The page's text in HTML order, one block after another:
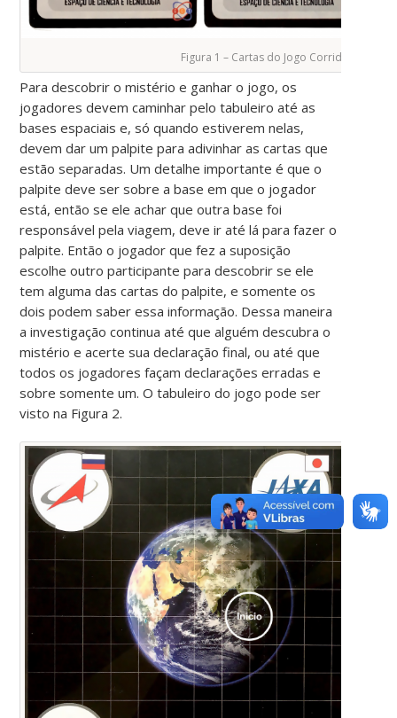
Figura 1 – Cartas do Jogo Corrida Espacial
Para descobrir o mistério e ganhar o jogo, os
jogadores devem caminhar pelo tabuleiro até as
bases espaciais e, só quando estiverem nelas,
devem dar um palpite para adivinhar as cartas que
estão separadas. Um detalhe importante é que o
palpite deve ser sobre a base em que o jogador
está, então se ele achar que outra base foi
responsável pela viagem, deve ir até lá para fazer o
palpite. Então o jogador que fez a suposição
escolhe outro participante para descobrir se ele
tem alguma das cartas do palpite, e somente os
dois podem saber essa informação. Dessa maneira
a investigação continua até que alguém descubra o
mistério e acerte sua declaração final, ou até que
todos os jogadores façam declarações erradas e
sobre somente um. O tabuleiro do jogo pode ser
visto na Figura 2.